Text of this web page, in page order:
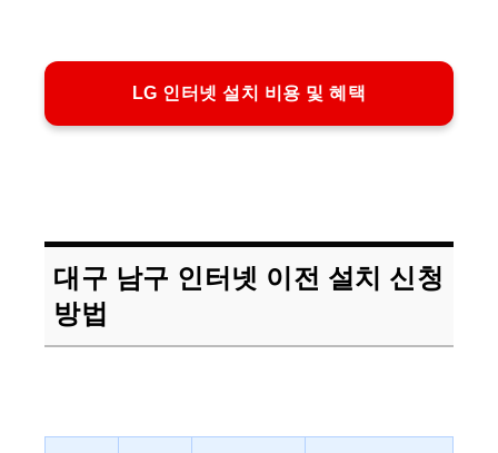
LG 인터넷 설치 비용 및 혜택
대구 남구 인터넷 이전 설치 신청
방법